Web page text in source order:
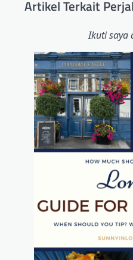
Artikel Terkait
Ikuti saya